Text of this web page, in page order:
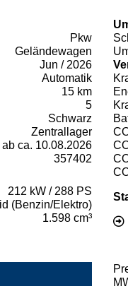
Pkw
Geländewagen
Jun / 2026
Automatik
15 km
5
Schwarz
Zentrallager
ab ca. 10.08.2026
357402
212 kW / 288 PS
(Benzin/Elektro)
1.598 cm³